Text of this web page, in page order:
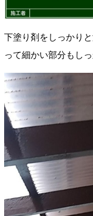
下塗り剤をしっかり
って細かい部分もし